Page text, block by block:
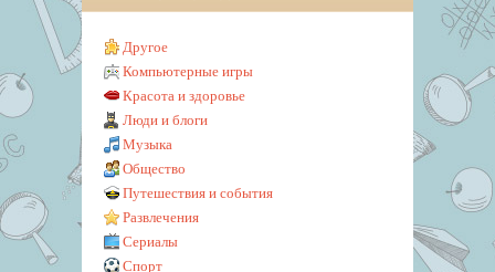
Другое
Компьютерные игры
Красота и здоровье
Люди и блоги
Музыка
Общество
Путешествия и события
Развлечения
Сериалы
Спорт